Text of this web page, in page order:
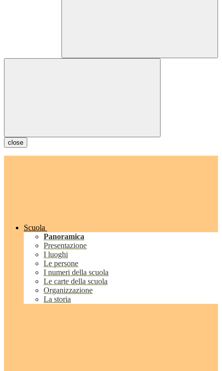
close
Scuola
Panoramica
Presentazione
I luoghi
Le persone
I numeri della scuola
Le carte della scuola
Organizzazione
La storia